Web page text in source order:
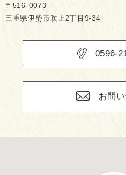
〒516-0073
三重県伊勢市吹上2丁目9-34
0596-
お問